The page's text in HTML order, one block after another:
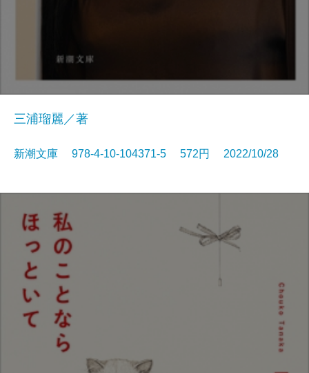
三浦瑠麗／著
新潮文庫 978-4-10-104371-5 572円 2022/10/28